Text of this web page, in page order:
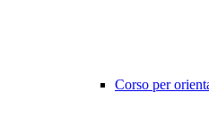
Corso per